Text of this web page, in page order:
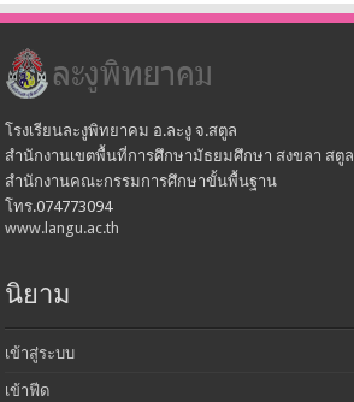
โรงเรียนละงูพิทยาคม อ.ละงู จ.สตูล
สำนักงานเขตพื้นที่การศึกษามัธยมศึกษา สงขลา สตูล
สำนักงานคณะกรรมการศึกษาขั้นพื้นฐาน
โทร.074773094
www.langu.ac.th
นิยาม
เข้าสู่ระบบ
เข้าฟีด